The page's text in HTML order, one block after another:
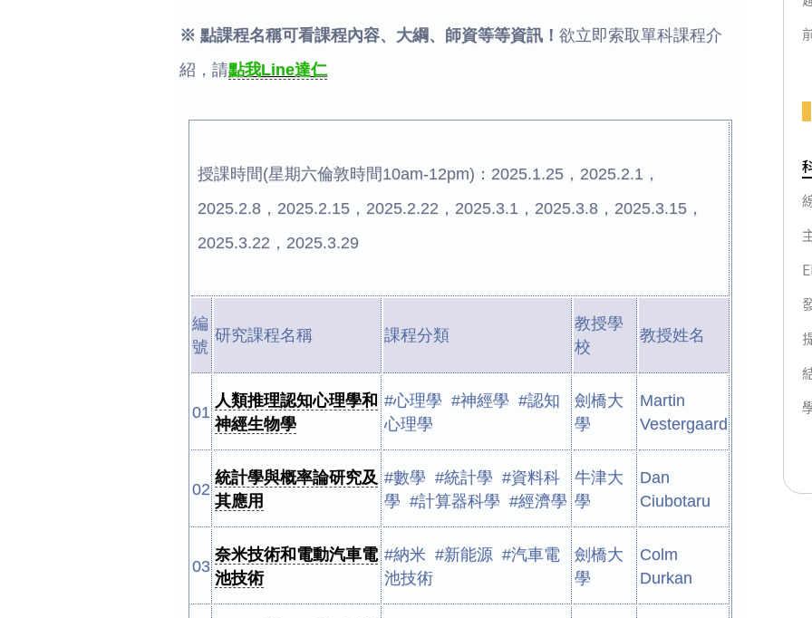
※ 點課程名稱可看課程內容、大綱、師資等等資訊！欲立即索取單科課程介
紹，請點我Line達仁
授課時間(星期六倫敦時間10am-12pm)：2025.1.25，2025.2.1，
2025.2.8，2025.2.15，2025.2.22，2025.3.1，2025.3.8，2025.3.15，
2025.3.22，2025.3.29
編
號
研究課程名稱 課程分類
教授學
校
教授姓名
01
人類推理認知心理學和
神經生物學
#心理學 #神經學 #認知
心理學
劍橋大
學
Martin
Vestergaard
02
統計學與概率論研究及
其應用
#數學 #統計學 #資料科
學 #計算器科學 #經濟學
牛津大
學
Dan
Ciubotaru
03
奈米技術和電動汽車電
池技術
#納米 #新能源 #汽車電
池技術
劍橋大
學
Colm
Durkan